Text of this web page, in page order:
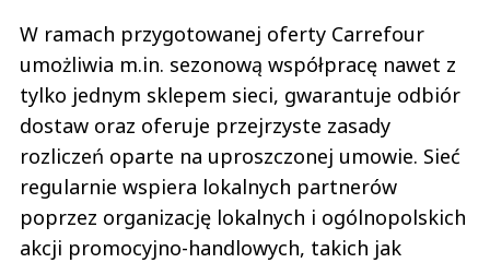
W ramach przygotowanej oferty Carrefour
umożliwia m.in. sezonową współpracę nawet z
tylko jednym sklepem sieci, gwarantuje odbiór
dostaw oraz oferuje przejrzyste zasady
rozliczeń oparte na uproszczonej umowie. Sieć
regularnie wspiera lokalnych partnerów
poprzez organizację lokalnych i ogólnopolskich
akcji promocyjno-handlowych, takich jak